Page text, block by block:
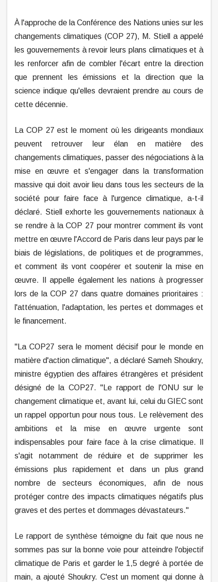
À l'approche de la Conférence des Nations unies sur les
changements climatiques (COP 27), M. Stiell a appelé
les gouvernements à revoir leurs plans climatiques et à
les renforcer afin de combler l'écart entre la direction
que prennent les émissions et la direction que la
science indique qu'elles devraient prendre au cours de
cette décennie.
La COP 27 est le moment où les dirigeants mondiaux
peuvent retrouver leur élan en matière des
changements climatiques, passer des négociations à la
mise en œuvre et s'engager dans la transformation
massive qui doit avoir lieu dans tous les secteurs de la
société pour faire face à l'urgence climatique, a-t-il
déclaré. Stiell exhorte les gouvernements nationaux à
se rendre à la COP 27 pour montrer comment ils vont
mettre en œuvre l'Accord de Paris dans leur pays par le
biais de législations, de politiques et de programmes,
et comment ils vont coopérer et soutenir la mise en
œuvre. Il appelle également les nations à progresser
lors de la COP 27 dans quatre domaines prioritaires :
l'atténuation, l'adaptation, les pertes et dommages et
le financement.
"La COP27 sera le moment décisif pour le monde en
matière d'action climatique", a déclaré Sameh Shoukry,
ministre égyptien des affaires étrangères et président
désigné de la COP27. "Le rapport de l'ONU sur le
changement climatique et, avant lui, celui du GIEC sont
un rappel opportun pour nous tous. Le relèvement des
ambitions et la mise en œuvre urgente sont
indispensables pour faire face à la crise climatique. Il
s'agit notamment de réduire et de supprimer les
émissions plus rapidement et dans un plus grand
nombre de secteurs économiques, afin de nous
protéger contre des impacts climatiques négatifs plus
graves et des pertes et dommages dévastateurs."
Le rapport de synthèse témoigne du fait que nous ne
sommes pas sur la bonne voie pour atteindre l'objectif
climatique de Paris et garder le 1,5 degré à portée de
main, a ajouté Shoukry. C'est un moment qui donne à